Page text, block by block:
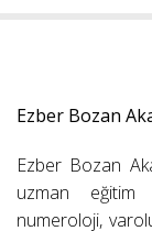
Ezber Bozan
Ezber Bozan
uzman eğitim
numeroloji,